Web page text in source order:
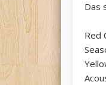
Das
Red